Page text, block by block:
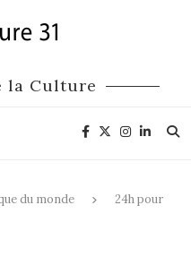
la Culture
du monde
24h pour